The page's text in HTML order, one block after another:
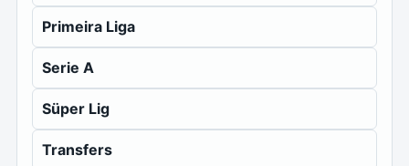
Primeira Liga
Serie A
Süper Lig
Transfers